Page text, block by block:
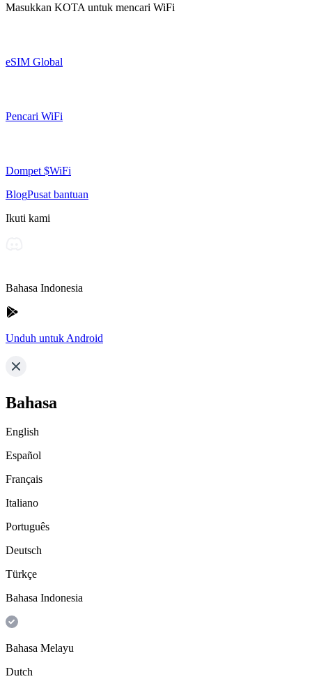
Masukkan KOTA untuk mencari WiFi
eSIM Global
Pencari WiFi
Dompet $WiFi
BlogPusat bantuan
Ikuti kami
Bahasa Indonesia
Unduh untuk Android
Bahasa
English
Español
Français
Italiano
Português
Deutsch
Türkçe
Bahasa Indonesia
Bahasa Melayu
Dutch